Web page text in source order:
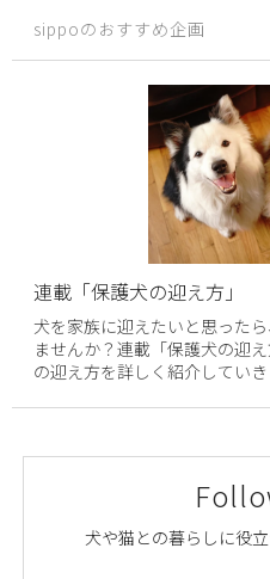
sippoのおすすめ企画
連載「保護犬の迎え方」
犬を家族に迎えたいと思った
ませんか？連載「保護犬の迎
の迎え方を詳しく紹介していき
犬や猫との暮らしに役